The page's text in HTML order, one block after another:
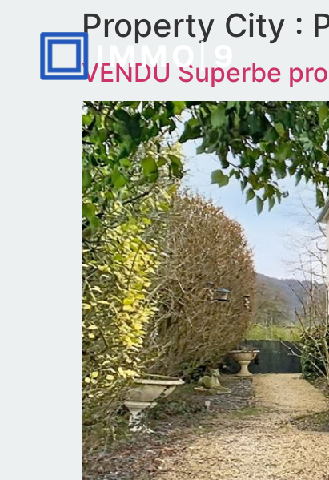
Property City :
VENDU Superbe